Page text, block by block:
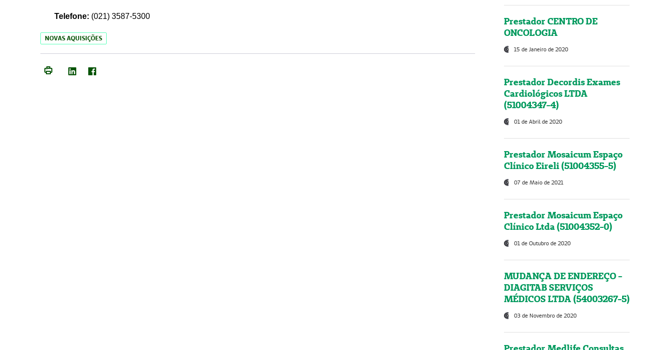
Telefone: (021) 3587-5300
NOVAS AQUISIÇÕES
Prestador CENTRO DE
ONCOLOGIA
15 de Janeiro de 2020
Prestador Decordis Exames
Cardiológicos LTDA
(51004347-4)
01 de Abril de 2020
Prestador Mosaicum Espaço
Clínico Eireli (51004355-5)
07 de Maio de 2021
Prestador Mosaicum Espaço
Clínico Ltda (51004352-0)
01 de Outubro de 2020
MUDANÇA DE ENDEREÇO -
DIAGITAB SERVIÇOS
MÉDICOS LTDA (54003267-5)
03 de Novembro de 2020